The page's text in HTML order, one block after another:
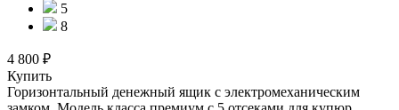
5
8
4 800 ₽
Купить
Горизонтальный денежный ящик с электромеханическим